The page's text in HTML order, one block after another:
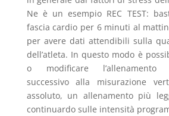
Ne è un esempio REC TEST:
fascia cardio per 6 minuti al
per avere dati attendibili sulla
dell’atleta. In questo modo è
o modificare l’allenamento
successivo alla misurazione
assoluto, un allenamento più
continuardo sulle intensità